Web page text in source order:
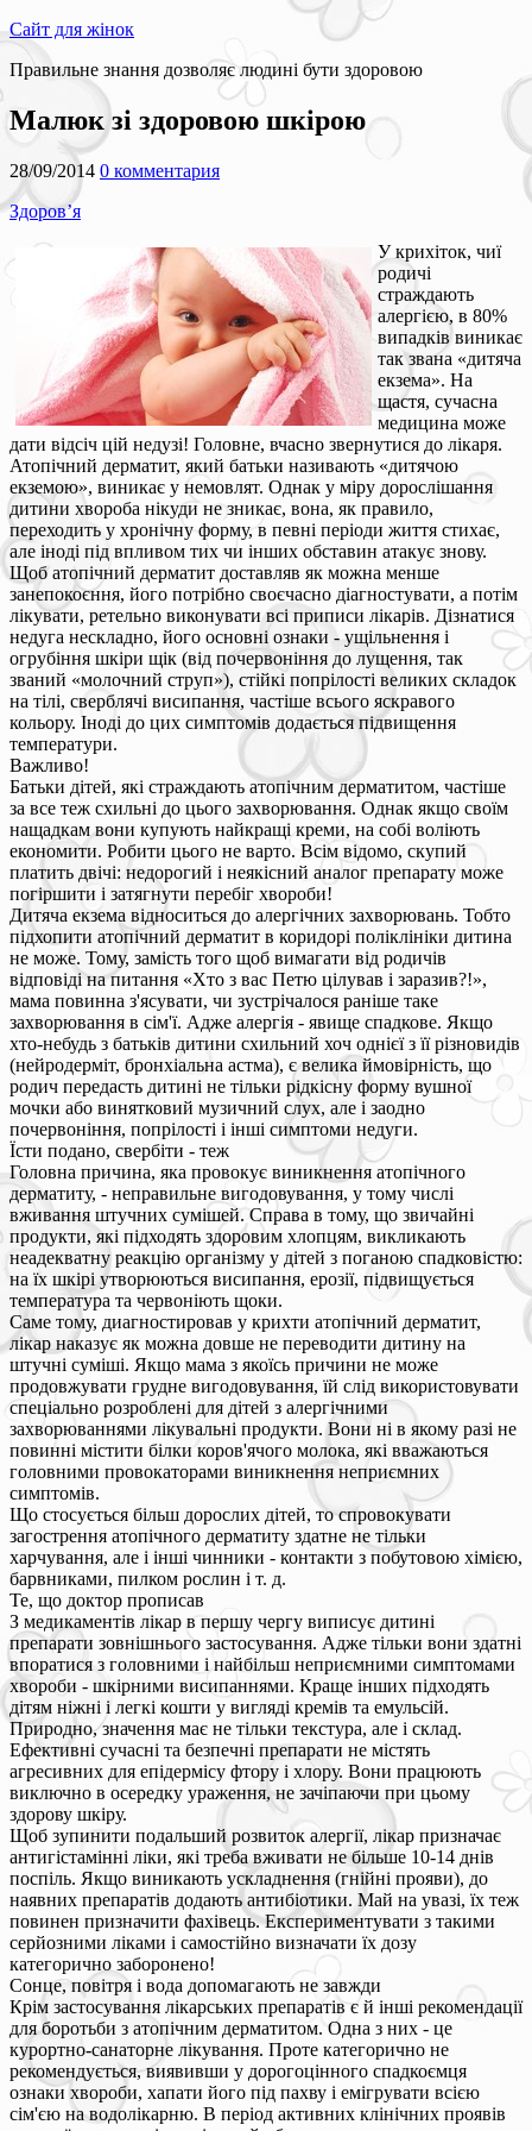
Сайт для жінок
Правильне знання дозволяє людині бути здоровою
Малюк зі здоровою шкірою
28/09/2014 0 комментария
Здоров’я
У крихіток, чиї
родичі
страждають
алергією, в 80%
випадків виникає
так звана «дитяча
екзема». На
щастя, сучасна
медицина може
дати відсіч цій недузі! Головне, вчасно звернутися до лікаря.
Атопічний дерматит, який батьки називають «дитячою
екземою», виникає у немовлят. Однак у міру дорослішання
дитини хвороба нікуди не зникає, вона, як правило,
переходить у хронічну форму, в певні періоди життя стихає,
але іноді під впливом тих чи інших обставин атакує знову.
Щоб атопічний дерматит доставляв як можна менше
занепокоєння, його потрібно своєчасно діагностувати, а потім
лікувати, ретельно виконувати всі приписи лікарів. Дізнатися
недуга нескладно, його основні ознаки - ущільнення і
огрубіння шкіри щік (від почервоніння до лущення, так
званий «молочний струп»), стійкі попрілості великих складок
на тілі, сверблячі висипання, частіше всього яскравого
кольору. Іноді до цих симптомів додається підвищення
температури.
Важливо!
Батьки дітей, які страждають атопічним дерматитом, частіше
за все теж схильні до цього захворювання. Однак якщо своїм
нащадкам вони купують найкращі креми, на собі воліють
економити. Робити цього не варто. Всім відомо, скупий
платить двічі: недорогий і неякісний аналог препарату може
погіршити і затягнути перебіг хвороби!
Дитяча екзема відноситься до алергічних захворювань. Тобто
підхопити атопічний дерматит в коридорі поліклініки дитина
не може. Тому, замість того щоб вимагати від родичів
відповіді на питання «Хто з вас Петю цілував і заразив?!»,
мама повинна з'ясувати, чи зустрічалося раніше таке
захворювання в сім'ї. Адже алергія - явище спадкове. Якщо
хто-небудь з батьків дитини схильний хоч однієї з її різновидів
(нейродерміт, бронхіальна астма), є велика ймовірність, що
родич передасть дитині не тільки рідкісну форму вушної
мочки або винятковий музичний слух, але і заодно
почервоніння, попрілості і інші симптоми недуги.
Їсти подано, свербіти - теж
Головна причина, яка провокує виникнення атопічного
дерматиту, - неправильне вигодовування, у тому числі
вживання штучних сумішей. Справа в тому, що звичайні
продукти, які підходять здоровим хлопцям, викликають
неадекватну реакцію організму у дітей з поганою спадковістю:
на їх шкірі утворюються висипання, ерозії, підвищується
температура та червоніють щоки.
Саме тому, диагностировав у крихти атопічний дерматит,
лікар наказує як можна довше не переводити дитину на
штучні суміші. Якщо мама з якоїсь причини не може
продовжувати грудне вигодовування, їй слід використовувати
спеціально розроблені для дітей з алергічними
захворюваннями лікувальні продукти. Вони ні в якому разі не
повинні містити білки коров'ячого молока, які вважаються
головними провокаторами виникнення неприємних
симптомів.
Що стосується більш дорослих дітей, то спровокувати
загострення атопічного дерматиту здатне не тільки
харчування, але і інші чинники - контакти з побутовою хімією,
барвниками, пилком рослин і т. д.
Те, що доктор прописав
З медикаментів лікар в першу чергу виписує дитині
препарати зовнішнього застосування. Адже тільки вони здатні
впоратися з головними і найбільш неприємними симптомами
хвороби - шкірними висипаннями. Краще інших підходять
дітям ніжні і легкі кошти у вигляді кремів та емульсій.
Природно, значення має не тільки текстура, але і склад.
Ефективні сучасні та безпечні препарати не містять
агресивних для епідермісу фтору і хлору. Вони працюють
виключно в осередку ураження, не зачіпаючи при цьому
здорову шкіру.
Щоб зупинити подальший розвиток алергії, лікар призначає
антигістамінні ліки, які треба вживати не більше 10-14 днів
поспіль. Якщо виникають ускладнення (гнійні прояви), до
наявних препаратів додають антибіотики. Май на увазі, їх теж
повинен призначити фахівець. Експериментувати з такими
серйозними ліками і самостійно визначати їх дозу
категорично заборонено!
Сонце, повітря і вода допомагають не завжди
Крім застосування лікарських препаратів є й інші рекомендації
для боротьби з атопічним дерматитом. Одна з них - це
курортно-санаторне лікування. Проте категорично не
рекомендується, виявивши у дорогоцінного спадкоємця
ознаки хвороби, хапати його під пахву і емігрувати всією
сім'єю на водолікарню. В період активних клінічних проявів